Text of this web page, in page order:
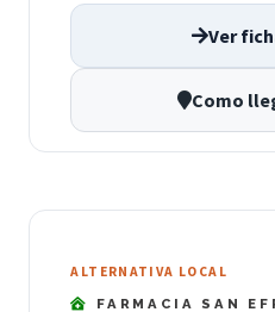
Ver
Como
ALTERNATIVA LOCAL
FARMACIA SAN